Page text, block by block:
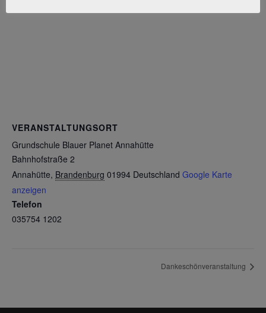
VERANSTALTUNGSORT
Grundschule Blauer Planet Annahütte
Bahnhofstraße 2
Annahütte, Brandenburg 01994 Deutschland Google Karte
anzeigen
Telefon
035754 1202
Dankeschönveranstaltung